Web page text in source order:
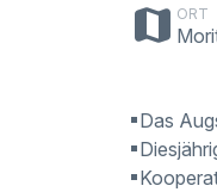
map ORT
▪Das